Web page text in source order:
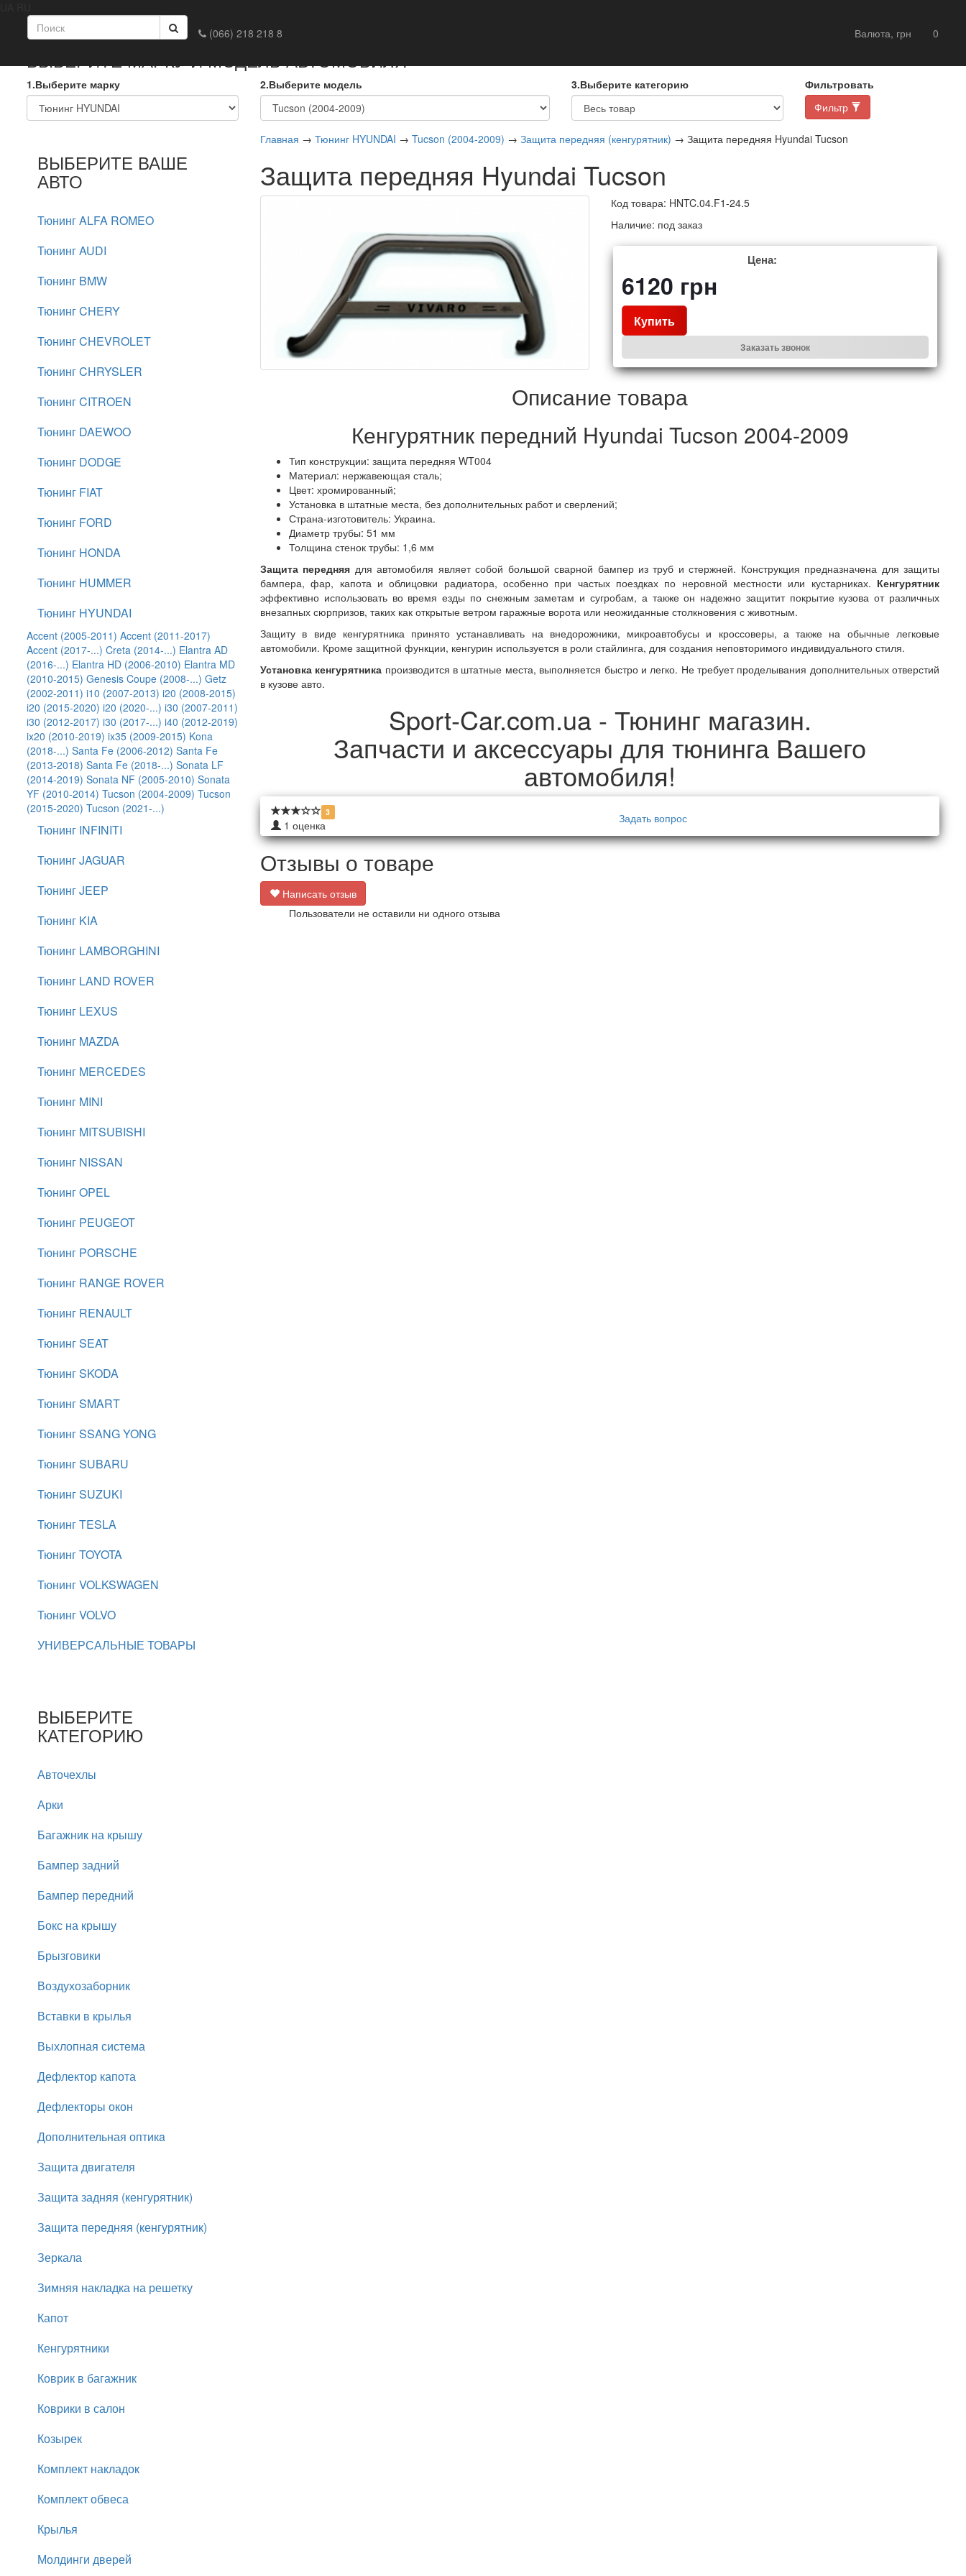
(066) 218 218 8
Валюта, грн 0
Главная Обмен и возврат
ВЫБЕРИТЕ МАРКУ И МОДЕЛЬ АВТОМОБИЛЯ
1.Выберите марку 2.Выберите модель 3.Выберите категорию
Фильтровать
Фильтр
ВЫБЕРИТЕ ВАШЕ
АВТО
Тюнинг ALFA ROMEO
Тюнинг AUDI
Тюнинг BMW
Тюнинг CHERY
Тюнинг CHEVROLET
Тюнинг CHRYSLER
Тюнинг CITROEN
Тюнинг DAEWOO
Тюнинг DODGE
Тюнинг FIAT
Тюнинг FORD
Тюнинг HONDA
Тюнинг HUMMER
Тюнинг HYUNDAI
Accent (2005-2011) Accent (2011-2017)
Accent (2017-...) Creta (2014-...) Elantra AD
(2016-...) Elantra HD (2006-2010) Elantra MD
(2010-2015) Genesis Coupe (2008-...) Getz
(2002-2011) i10 (2007-2013) i20 (2008-2015)
i20 (2015-2020) i20 (2020-...) i30 (2007-2011)
i30 (2012-2017) i30 (2017-...) i40 (2012-2019)
ix20 (2010-2019) ix35 (2009-2015) Kona
(2018-...) Santa Fe (2006-2012) Santa Fe
(2013-2018) Santa Fe (2018-...) Sonata LF
(2014-2019) Sonata NF (2005-2010) Sonata
YF (2010-2014) Tucson (2004-2009) Tucson
(2015-2020) Tucson (2021-...)
Тюнинг INFINITI
Тюнинг JAGUAR
Тюнинг JEEP
Тюнинг KIA
Тюнинг LAMBORGHINI
Тюнинг LAND ROVER
Тюнинг LEXUS
Тюнинг MAZDA
Тюнинг MERCEDES
Тюнинг MINI
Тюнинг MITSUBISHI
Тюнинг NISSAN
Тюнинг OPEL
Тюнинг PEUGEOT
Тюнинг PORSCHE
Тюнинг RANGE ROVER
Тюнинг RENAULT
Тюнинг SEAT
Тюнинг SKODA
Тюнинг SMART
Тюнинг SSANG YONG
Тюнинг SUBARU
Тюнинг SUZUKI
Тюнинг TESLA
Тюнинг TOYOTA
Тюнинг VOLKSWAGEN
Тюнинг VOLVO
УНИВЕРСАЛЬНЫЕ ТОВАРЫ
ВЫБЕРИТЕ
КАТЕГОРИЮ
Авточехлы
Арки
Багажник на крышу
Бампер задний
Бампер передний
Бокс на крышу
Брызговики
Воздухозаборник
Вставки в крылья
Выхлопная система
Дефлектор капота
Дефлекторы окон
Дополнительная оптикa
Защита двигателя
Защита задняя (кенгурятник)
Защита передняя (кенгурятник)
Зеркала
Зимняя накладка на решетку
Капот
Кенгурятники
Коврик в багажник
Коврики в салон
Козырек
Комплект накладок
Комплект обвеса
Крылья
Молдинги дверей
Главная → Тюнинг HYUNDAI → Tucson (2004-2009) → Защита передняя (кенгурятник) → Защита передняя Hyundai Tucson
Защита передняя Hyundai Tucson
Код товара: HNTC.04.F1-24.5
Наличие: под заказ
Цена:
6120 грн
Купить
Заказать звонок
Описание товара
Кенгурятник передний Hyundai Tucson 2004-2009
Тип конструкции: защита передняя WT004
Материал: нержавеющая сталь;
Цвет: хромированный;
Установка в штатные места, без дополнительных работ и сверлений;
Страна-изготовитель: Украина.
Диаметр трубы: 51 мм
Толщина стенок трубы: 1,6 мм
Защита передняя для автомобиля являет собой большой сварной бампер из труб и стержней. Конструкция предназначена для защиты
бампера, фар, капота и облицовки радиатора, особенно при частых поездках по неровной местности или кустарниках. Кенгурятник
эффективно использовать во время езды по снежным заметам и сугробам, а также он надежно защитит покрытие кузова от различных
внезапных сюрпризов, таких как открытые ветром гаражные ворота или неожиданные столкновения с животным.
Защиту в виде кенгурятника принято устанавливать на внедорожники, микроавтобусы и кроссоверы, а также на обычные легковые
автомобили. Кроме защитной функции, кенгурин используется в роли стайлинга, для создания неповторимого индивидуального стиля.
Установка кенгурятника производится в штатные места, выполняется быстро и легко. Не требует проделывания дополнительных отверстий
в кузове авто.
Sport-Car.com.ua - Тюнинг магазин.
Запчасти и аксессуары для тюнинга Вашего
автомобиля!
3
1 оценка Задать вопрос
Отзывы о товаре
Написать отзыв
Пользователи не оставили ни одного отзыва